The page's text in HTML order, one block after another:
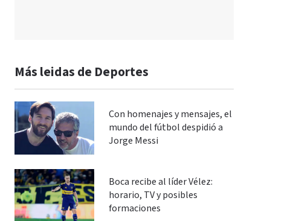
Más leidas de Deportes
Con homenajes y mensajes, el
mundo del fútbol despidió a
Jorge Messi
Boca recibe al líder Vélez:
horario, TV y posibles
formaciones